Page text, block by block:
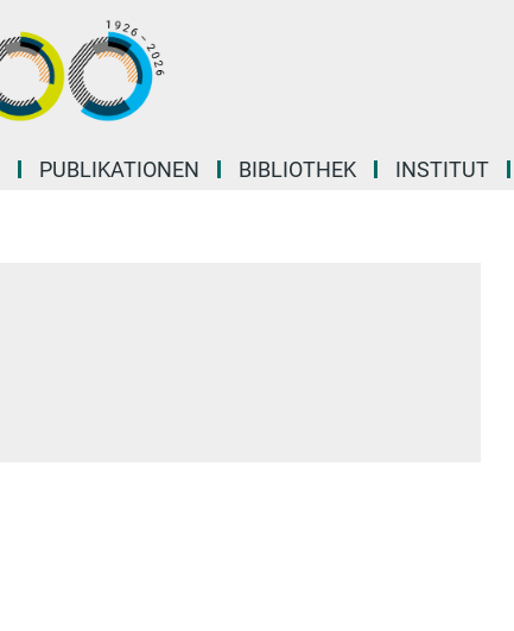
PUBLIKATIONEN BIBLIOTHEK INSTITUT